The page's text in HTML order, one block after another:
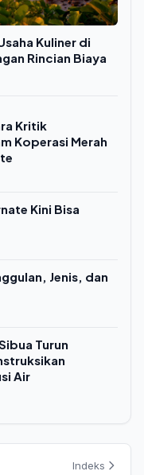
Kuliner di
Rincian Biaya
Kritik
Koperasi Merah
Kini Bisa
Jenis, dan
Turun
Air
Indeks